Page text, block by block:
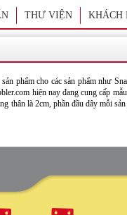
THƯ VIỆN KHÁCH
phẩm cho các sản phẩm như
hiện nay đang cung cấp
thân là 2cm, phần đầu dây mỗi